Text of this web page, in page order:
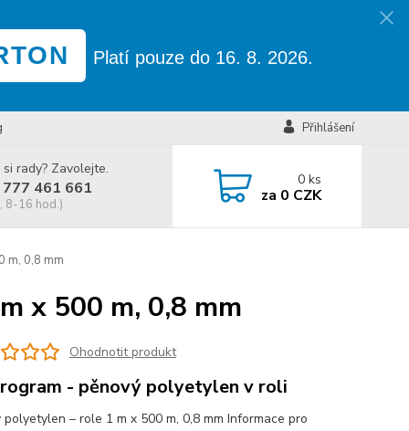
Platí pouze do 16. 8. 2026.
Přihlášení
rady? Zavolejte.
461 661
8-16 hod.)
0 ks
za 0 CZK
m, 0,8 mm
x 500 m, 0,8 mm
Ohodnotit produkt
- pěnový polyetylen v roli
polyetylen – role 1 m x 500 m, 0,8 mm Informace pro